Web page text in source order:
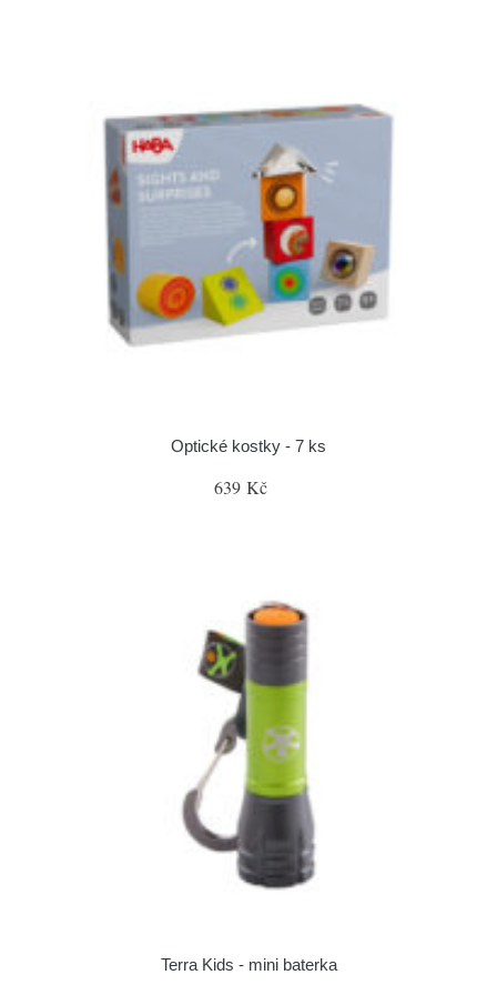
Optické kostky - 7 ks
639 Kč
Terra Kids - mini baterka